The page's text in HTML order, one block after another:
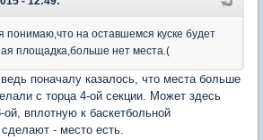
понимаю,что на оставшемся куске будет
площадка,больше нет места.(
поначалу казалось, что места больше
с торца 4-ой секции. Может здесь
вплотную к баскетбольной
- место есть.